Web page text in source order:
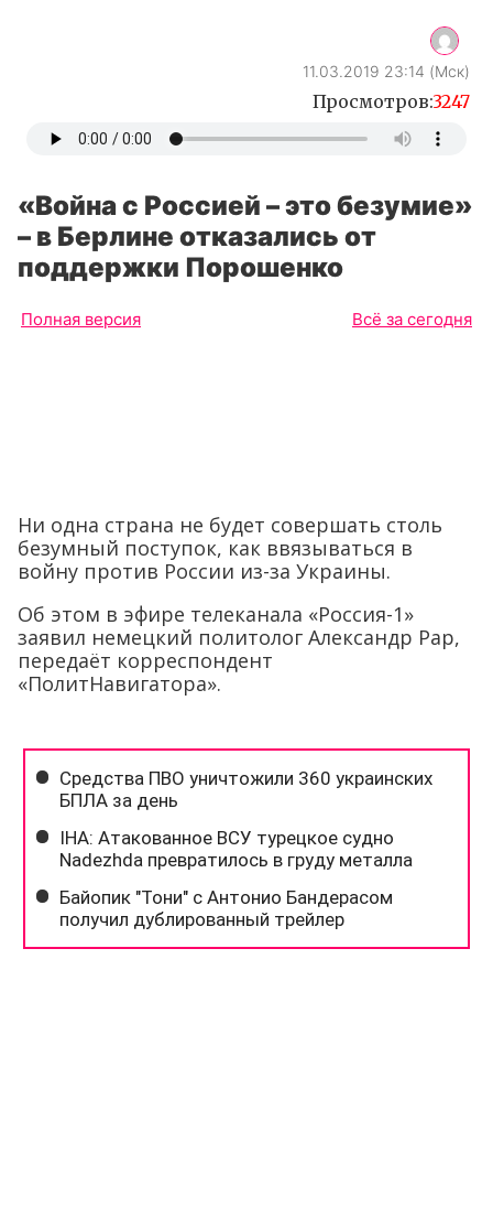
11.03.2019 23:14 (Мск)
Просмотров:3247
«Война с Россией – это безумие»
– в Берлине отказались от
поддержки Порошенко
Полная версия Всё за сегодня
Ни одна страна не будет совершать столь
безумный поступок, как ввязываться в
войну против России из-за Украины.
Об этом в эфире телеканала «Россия-1»
заявил немецкий политолог Александр Рар,
передаёт корреспондент
«ПолитНавигатора».